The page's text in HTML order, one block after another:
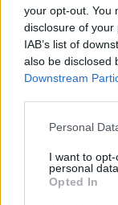
your opt-out. You
disclosure of
IAB’s list of
also be disclosed
Downstream
Personal
I want to
personal data.
Opted In
Leggi anche:
La cinese Anta
Puma
Affari ai piedi,
La start up